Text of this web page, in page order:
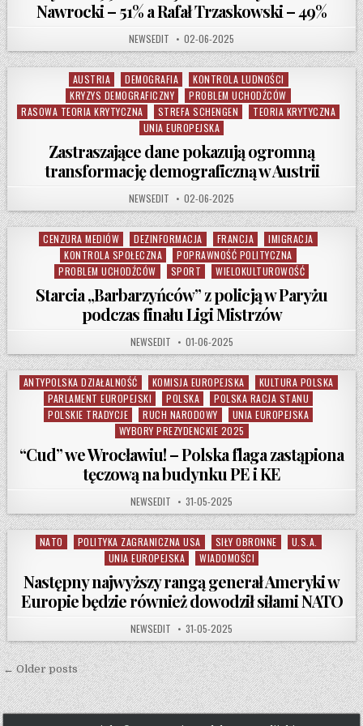
Nawrocki – 51% a Rafał Trzaskowski – 49%
AUTHOR:
NEWSEDIT PUBLISHED DATE:
02-06-2025
Posted in
AUSTRIA DEMOGRAFIA
KONTROLA LUDNOŚCI
KRYZYS DEMOGRAFICZNY
PROBLEM UCHODŹCÓW
RASOWA TEORIA KRYTYCZNA
STREFA SCHENGEN
TEORIA KRYTYCZNA
UNIA EUROPEJSKA
Zastraszające dane pokazują ogromną
transformację demograficzną w Austrii
AUTHOR:
NEWSEDIT PUBLISHED DATE:
02-06-2025
Posted in
CENZURA MEDIÓW DEZINFORMACJA FRANCJA
IMIGRACJA
KONTROLA SPOŁECZNA
POPRAWNOŚĆ POLITYCZNA
PROBLEM UCHODŹCÓW
SPORT WIELOKULTUROWOŚĆ
Starcia „Barbarzyńców” z policją w Paryżu
podczas finału Ligi Mistrzów
AUTHOR:
NEWSEDIT PUBLISHED DATE:
01-06-2025
Posted in
ANTYPOLSKA DZIAŁALNOŚĆ KOMISJA EUROPEJSKA
KULTURA POLSKA
PARLAMENT EUROPEJSKI
POLSKA
POLSKA RACJA STANU
POLSKIE TRADYCJE
RUCH NARODOWY
UNIA EUROPEJSKA
WYBORY PREZYDENCKIE 2025
“Cud” we Wrocławiu! – Polska flaga zastąpiona
tęczową na budynku PE i KE
AUTHOR:
NEWSEDIT PUBLISHED DATE:
31-05-2025
Posted in
NATO POLITYKA ZAGRANICZNA USA SIŁY OBRONNE
U.S.A.
UNIA EUROPEJSKA
WIADOMOŚCI
Następny najwyższy rangą generał Ameryki w
Europie będzie również dowodził siłami NATO
AUTHOR:
NEWSEDIT PUBLISHED DATE:
31-05-2025
Posts navigation
← Older posts